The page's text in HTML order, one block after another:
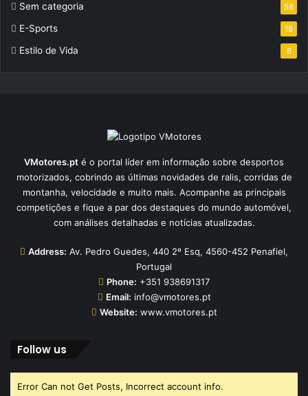
Sem categoria 58
E-Sports 18
Estilo de Vida 8
VMotores.pt é o portal líder em informação sobre desportos
motorizados, cobrindo as últimas novidades de ralis, corridas de
montanha, velocidade e muito mais. Acompanhe as principais
competições e fique a par dos destaques do mundo automóvel,
com análises detalhadas e notícias atualizadas.
Address: Av. Pedro Guedes, 440 2º Esq, 4560-452 Penafiel,
Portugal
Phone: +351 938691317
Email: info@vmotores.pt
Website: www.vmotores.pt
Follow us
Error Can not Get Posts, Incorrect account info.